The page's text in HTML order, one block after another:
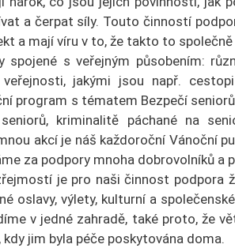
a čerpat síly. Touto činností
a mají víru v to, že takto to
spojené s veřejným působením:
jakými jsou např.
program s tématem Bezpečí
kriminalitě páchané na
akcí je náš každoroční Vánoční
za podpory mnoha dobrovolníků a
je pro naši činnost podpora
oslavy, výlety, kulturní a
v jedné zahradě, také proto, že
kdy jim byla péče poskytována doma.